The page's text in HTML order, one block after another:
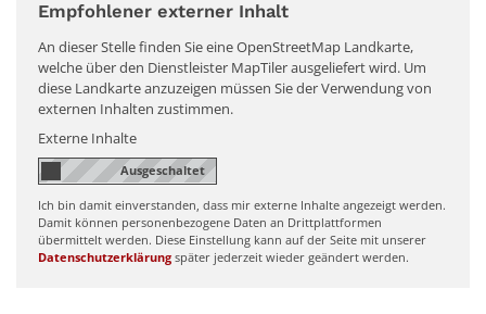
Empfohlener externer Inhalt
An dieser Stelle finden Sie eine OpenStreetMap Landkarte,
welche über den Dienstleister MapTiler ausgeliefert wird. Um
diese Landkarte anzuzeigen müssen Sie der Verwendung von
externen Inhalten zustimmen.
Externe Inhalte
Ich bin damit einverstanden, dass mir externe Inhalte angezeigt werden.
Damit können personenbezogene Daten an Drittplattformen
übermittelt werden. Diese Einstellung kann auf der Seite mit unserer
Datenschutzerklärung später jederzeit wieder geändert werden.